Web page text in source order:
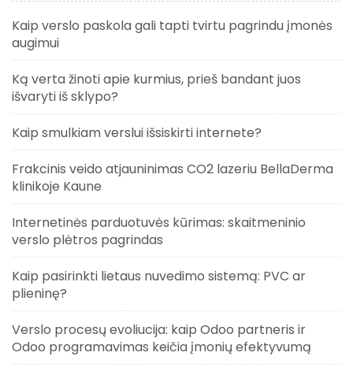
Kaip verslo paskola gali tapti tvirtu pagrindu įmonės
augimui
Ką verta žinoti apie kurmius, prieš bandant juos
išvaryti iš sklypo?
Kaip smulkiam verslui išsiskirti internete?
Frakcinis veido atjauninimas CO2 lazeriu BellaDerma
klinikoje Kaune
Internetinės parduotuvės kūrimas: skaitmeninio
verslo plėtros pagrindas
Kaip pasirinkti lietaus nuvedimo sistemą: PVC ar
plieninę?
Verslo procesų evoliucija: kaip Odoo partneris ir
Odoo programavimas keičia įmonių efektyvumą